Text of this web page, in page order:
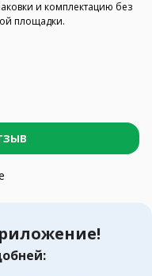
и комплектацию без
площадки.